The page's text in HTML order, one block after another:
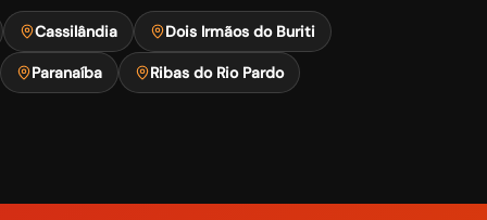
Cassilândia Dois Irmãos do Buriti
Paranaíba Ribas do Rio Pardo